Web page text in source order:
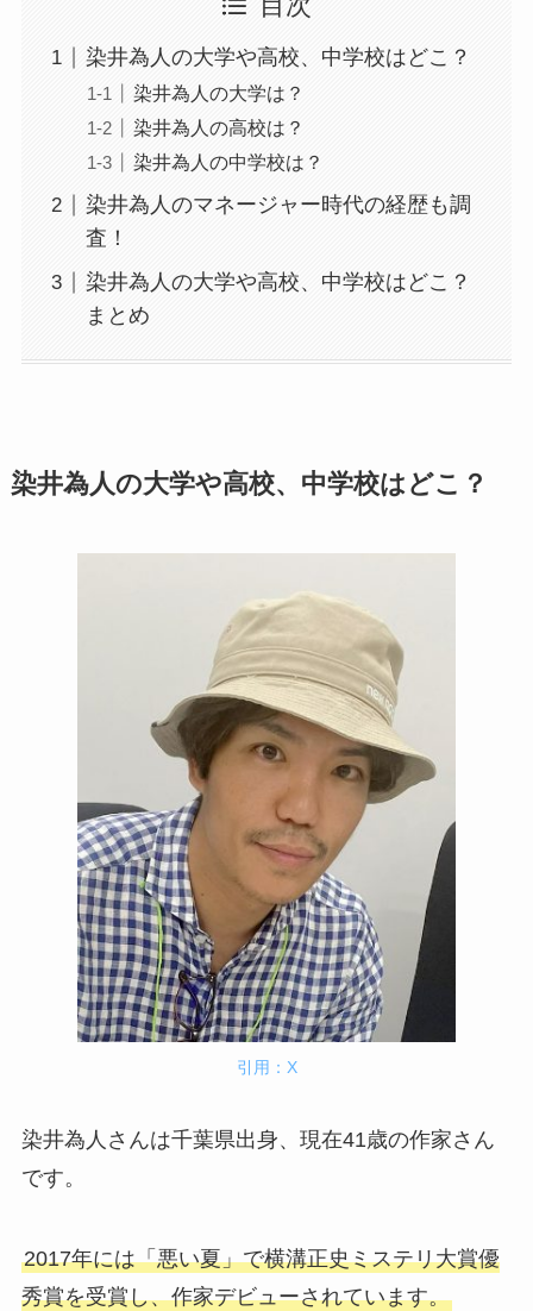
目次
染井為人の大学や高校、中学校はどこ？
染井為人の大学は？
染井為人の高校は？
染井為人の中学校は？
染井為人のマネージャー時代の経歴も調
査！
染井為人の大学や高校、中学校はどこ？
まとめ
染井為人の大学や高校、中学校はどこ？
引用：X
染井為人さんは千葉県出身、現在41歳の作家さん
です。
2017年には「悪い夏」で横溝正史ミステリ大賞優
秀賞を受賞し、作家デビューされています。